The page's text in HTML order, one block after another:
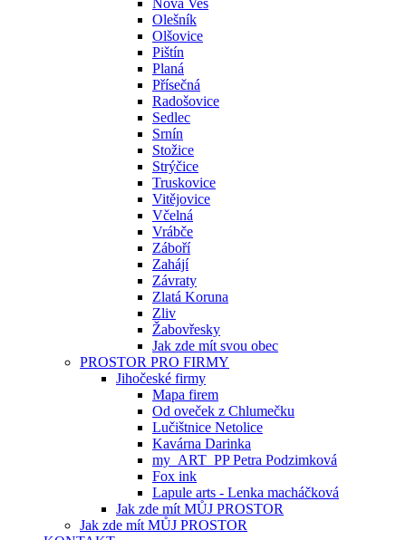
Nová Ves
Olešník
Olšovice
Pištín
Planá
Přísečná
Radošovice
Sedlec
Srnín
Stožice
Strýčice
Truskovice
Vitějovice
Včelná
Vrábče
Záboří
Zahájí
Závraty
Zlatá Koruna
Zliv
Žabovřesky
Jak zde mít svou obec
PROSTOR PRO FIRMY
Jihočeské firmy
Mapa firem
Od oveček z Chlumečku
Lučištnice Netolice
Kavárna Darinka
my_ART_PP Petra Podzimková
Fox ink
Lapule arts - Lenka macháčková
Jak zde mít MŮJ PROSTOR
Jak zde mít MŮJ PROSTOR